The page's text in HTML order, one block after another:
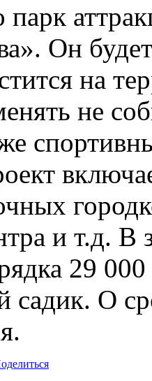
парк
Он
на
не
и т.д.
29
садик. О